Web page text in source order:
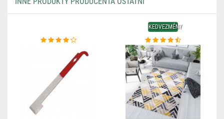
KEDVEZMÉNY